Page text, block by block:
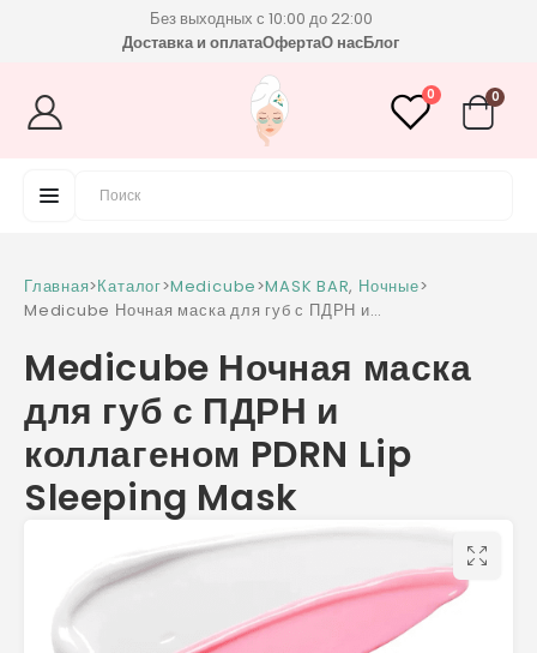
Без выходных с 10:00 до 22:00
Доставка и оплатаОфертаО насБлог
0 0
Главная>Каталог>Medicube>MASK BAR, Ночные>
Medicube Ночная маска для губ с ПДРН и
Medicube Ночная маска
для губ с ПДРН и
коллагеном PDRN Lip
Sleeping Mask